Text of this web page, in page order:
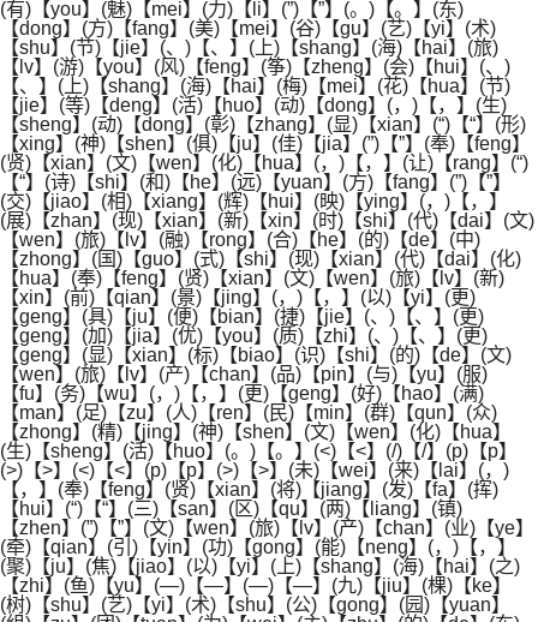
(有)【you】(魅)【mei】(力)【li】(”)【”】(。)【。】(东)
【dong】(方)【fang】(美)【mei】(谷)【gu】(艺)【yi】(术)
【shu】(节)【jie】(、)【、】(上)【shang】(海)【hai】(旅)
【lv】(游)【you】(风)【feng】(筝)【zheng】(会)【hui】(、)
【、】(上)【shang】(海)【hai】(梅)【mei】(花)【hua】(节)
【jie】(等)【deng】(活)【huo】(动)【dong】(，)【，】(生)
【sheng】(动)【dong】(彰)【zhang】(显)【xian】(“)【“】(形)
【xing】(神)【shen】(俱)【ju】(佳)【jia】(”)【”】(奉)【feng】
(贤)【xian】(文)【wen】(化)【hua】(，)【，】(让)【rang】(“)
【“】(诗)【shi】(和)【he】(远)【yuan】(方)【fang】(”)【”】
(交)【jiao】(相)【xiang】(辉)【hui】(映)【ying】(，)【，】
(展)【zhan】(现)【xian】(新)【xin】(时)【shi】(代)【dai】(文)
【wen】(旅)【lv】(融)【rong】(合)【he】(的)【de】(中)
【zhong】(国)【guo】(式)【shi】(现)【xian】(代)【dai】(化)
【hua】(奉)【feng】(贤)【xian】(文)【wen】(旅)【lv】(新)
【xin】(前)【qian】(景)【jing】(，)【，】(以)【yi】(更)
【geng】(具)【ju】(便)【bian】(捷)【jie】(、)【、】(更)
【geng】(加)【jia】(优)【you】(质)【zhi】(、)【、】(更)
【geng】(显)【xian】(标)【biao】(识)【shi】(的)【de】(文)
【wen】(旅)【lv】(产)【chan】(品)【pin】(与)【yu】(服)
【fu】(务)【wu】(，)【，】(更)【geng】(好)【hao】(满)
【man】(足)【zu】(人)【ren】(民)【min】(群)【qun】(众)
【zhong】(精)【jing】(神)【shen】(文)【wen】(化)【hua】
(生)【sheng】(活)【huo】(。)【。】(<)【<】(/)【/】(p)【p】
(>)【>】(<)【<】(p)【p】(>)【>】(未)【wei】(来)【lai】(，)
【，】(奉)【feng】(贤)【xian】(将)【jiang】(发)【fa】(挥)
【hui】(“)【“】(三)【san】(区)【qu】(两)【liang】(镇)
【zhen】(”)【”】(文)【wen】(旅)【lv】(产)【chan】(业)【ye】
(牵)【qian】(引)【yin】(功)【gong】(能)【neng】(，)【，】
(聚)【ju】(焦)【jiao】(以)【yi】(上)【shang】(海)【hai】(之)
【zhi】(鱼)【yu】(—)【—】(—)【—】(九)【jiu】(棵)【ke】
(树)【shu】(艺)【yi】(术)【shu】(公)【gong】(园)【yuan】